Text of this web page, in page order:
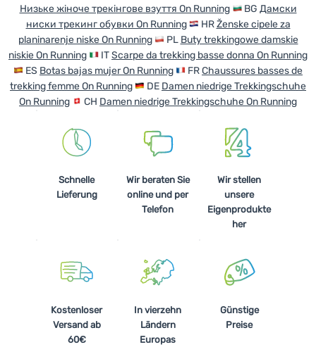
Низьке жіноче трекінгове взуття On Running
BG Дамски
ниски трекинг обувки On Running
HRŽenske cipele za
planinarenje niske On Running
PL Buty trekkingowe damskie
niskie On Running
ITScarpe da trekking basse donna On Running
ES Botas bajas mujer On Running FRChaussures basses de
trekking femme On Running
DE Damen niedrige Trekkingschuhe
On Running
CH Damen niedrige Trekkingschuhe On Running
Schnelle
Lieferung
Wir beraten Sie
online und per
Telefon
Wir stellen
unsere
Eigenprodukte
her
Kostenloser
Versand ab
60€
In vierzehn
Ländern
Europas
Günstige
Preise